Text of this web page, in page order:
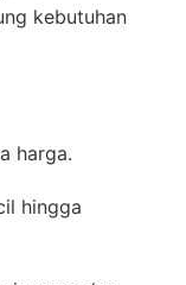
kebutuhan
harga.
hingga